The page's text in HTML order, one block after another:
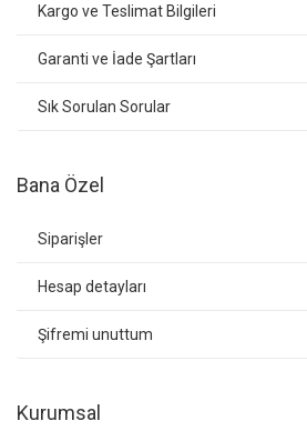
Kargo ve Teslimat Bilgileri
Garanti ve İade Şartları
Sık Sorulan Sorular
Bana Özel
Siparişler
Hesap detayları
Şifremi unuttum
Kurumsal